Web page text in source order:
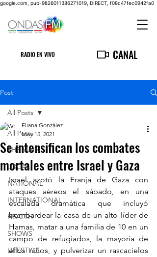
google.com, pub-9826011386271019, DIRECT, f08c47fec0942fa0
RADIO EN VIVO CANAL
Post
All Posts
THE MAIN
LOCAL
NATIONAL
INTERNATIONAL
HEALTH
SHOWS
LIFESTYLE
All Posts
Se intensifican los combates
mortales entre Israel y Gaza
Eliana González
May 15, 2021
Israel azotó la Franja de Gaza con
ataques aéreos el sábado, en una
escalada dramática que incluyó
bombardear la casa de un alto líder de
Hamas, matar a una familia de 10 en un
campo de refugiados, la mayoría de
ellos niños, y pulverizar un rascacielos